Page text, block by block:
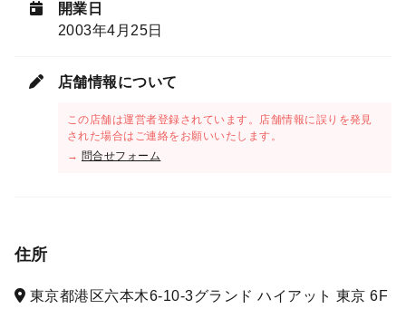
開業日
2003年4月25日
店舗情報について
この店舗は運営者登録されています。店舗情報に誤りを発見
された場合はご連絡をお願いいたします。
→ 問合せフォーム
住所
東京都港区六本木6-10-3グランド ハイアット 東京 6F